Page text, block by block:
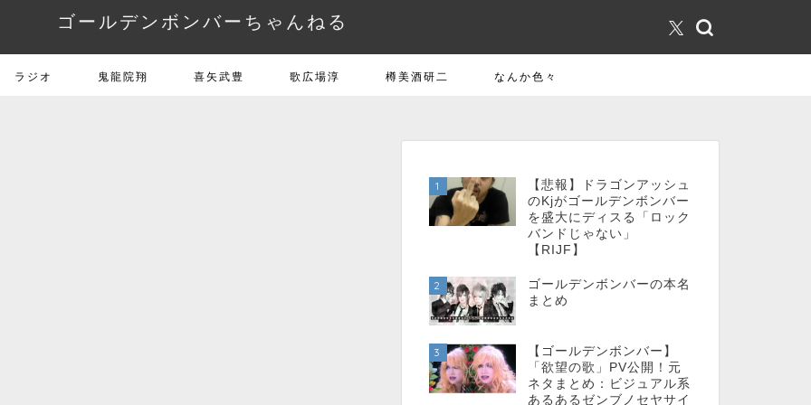
ゴールデンボンバーちゃんねる
ラジオ 鬼龍院翔 喜矢武豊 歌広場淳 樽美酒研二 なんか色々
1
【悲報】ドラゴンアッシュ
のKjがゴールデンボンバー
を盛大にディスる「ロック
バンドじゃない」
【RIJF】
2
ゴールデンボンバーの本名
まとめ
3
【ゴールデンボンバー】
「欲望の歌」PV公開！元
ネタまとめ：ビジュアル系
あるあるゼンブノセヤサイ